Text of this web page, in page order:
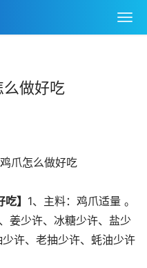
做好吃
】 1、主料：鸡爪适量 。
姜少许、冰糖少许、盐少
许、老抽少许、蚝油少许